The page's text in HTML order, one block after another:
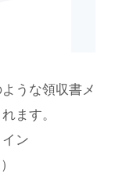
うな領収書メ
ます。
ン